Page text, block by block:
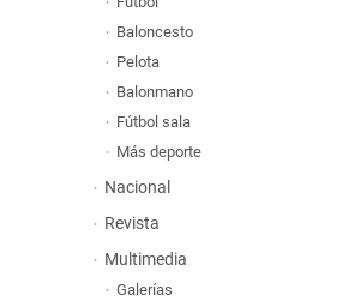
Baloncesto
Pelota
Balonmano
Fútbol sala
Más deporte
Nacional
Revista
Multimedia
Galerías